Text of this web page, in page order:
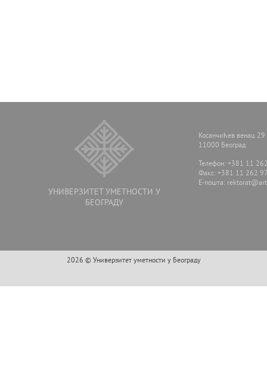
УНИВЕРЗИТЕТ УМЕТНОСТИ У
БЕОГРАДУ
Косанчићев венац 29
11000 Београд
Телефон: +381 11
Факс: +381 11 262
E-пошта:
2026 © Универзитет уметности у Београду